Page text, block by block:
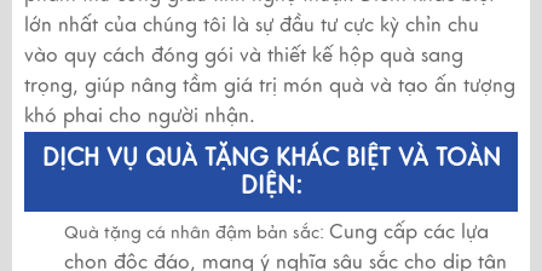
lớn nhất của chúng tôi là sự đầu tư cực kỳ chỉn chu
vào quy cách đóng gói và thiết kế hộp quà sang
trọng, giúp nâng tầm giá trị món quà và tạo ấn tượng
khó phai cho người nhận.
DỊCH VỤ QUÀ TẶNG KHÁC BIỆT VÀ TOÀN
DIỆN:
Quà tặng cá nhân đậm bản sắc: Cung cấp các lựa
chọn độc đáo, mang ý nghĩa sâu sắc cho dịp tân